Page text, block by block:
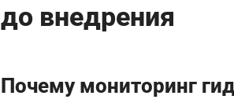
до внедрения
Почему мониторинг